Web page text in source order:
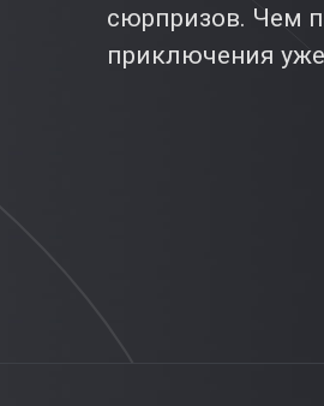
сюрпризов. Чем
приключения